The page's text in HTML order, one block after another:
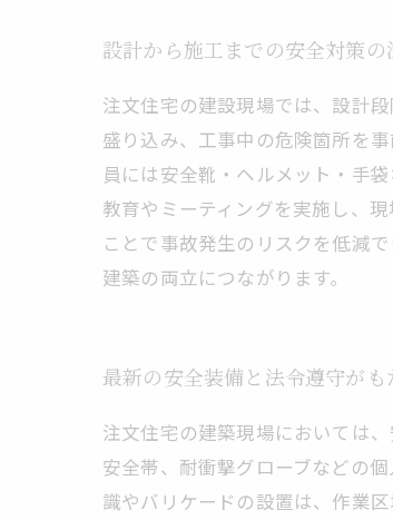
設計から施工までの安全対策
注文住宅の建設現場では、設計
盛り込み、工事中の危険箇所を
員には安全靴・ヘルメット・手
教育やミーティングを実施し、
ことで事故発生のリスクを低減
建築の両立につながります。
最新の安全装備と法令遵守が
注文住宅の建築現場においては
安全帯、耐衝撃グローブなどの
識やバリケードの設置は、作業